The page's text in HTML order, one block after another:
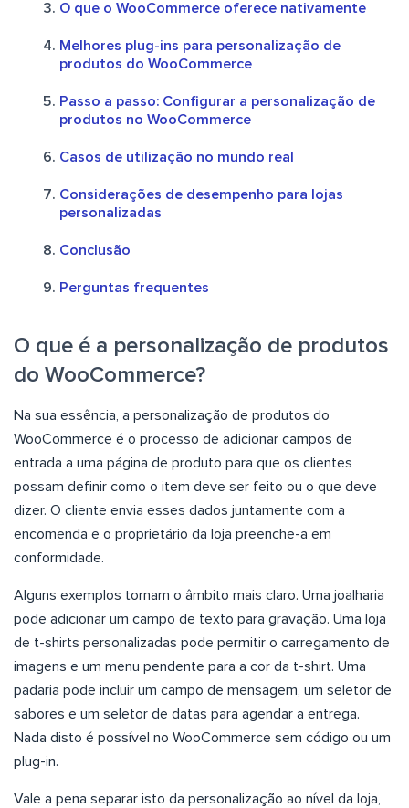
O que o WooCommerce oferece nativamente
Melhores plug-ins para personalização de
produtos do WooCommerce
Passo a passo: Configurar a personalização de
produtos no WooCommerce
Casos de utilização no mundo real
Considerações de desempenho para lojas
personalizadas
Conclusão
Perguntas frequentes
O que é a personalização de produtos
do WooCommerce?
Na sua essência, a personalização de produtos do
WooCommerce é o processo de adicionar campos de
entrada a uma página de produto para que os clientes
possam definir como o item deve ser feito ou o que deve
dizer. O cliente envia esses dados juntamente com a
encomenda e o proprietário da loja preenche-a em
conformidade.
Alguns exemplos tornam o âmbito mais claro. Uma joalharia
pode adicionar um campo de texto para gravação. Uma loja
de t-shirts personalizadas pode permitir o carregamento de
imagens e um menu pendente para a cor da t-shirt. Uma
padaria pode incluir um campo de mensagem, um seletor de
sabores e um seletor de datas para agendar a entrega.
Nada disto é possível no WooCommerce sem código ou um
plug-in.
Vale a pena separar isto da personalização ao nível da loja,